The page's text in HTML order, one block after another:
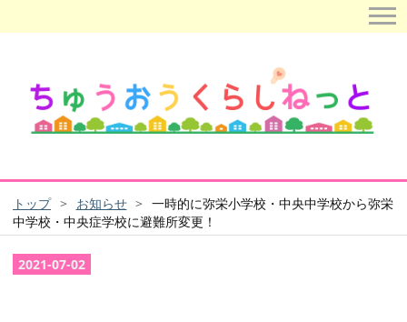
トップ > お知らせ > 一時的に弥栄小学校・中央中学校から弥栄
中学校・中央症学校に避難所変更！
2021-07-02